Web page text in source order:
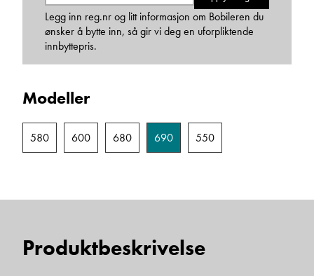
Legg inn reg.nr og litt informasjon om Bobileren du
ønsker å bytte inn, så gir vi deg en uforpliktende
innbyttepris.
Modeller
580 600 680 690 550
Produktbeskrivelse